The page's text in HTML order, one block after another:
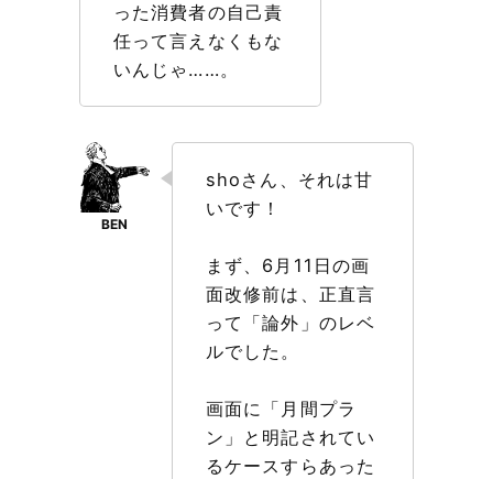
った消費者の自己責
任って言えなくもな
いんじゃ……。
shoさん、それは甘
いです！
まず、6月11日の画
面改修前は、正直言
って「論外」のレベ
ルでした。
画面に「月間プラ
ン」と明記されてい
るケースすらあった